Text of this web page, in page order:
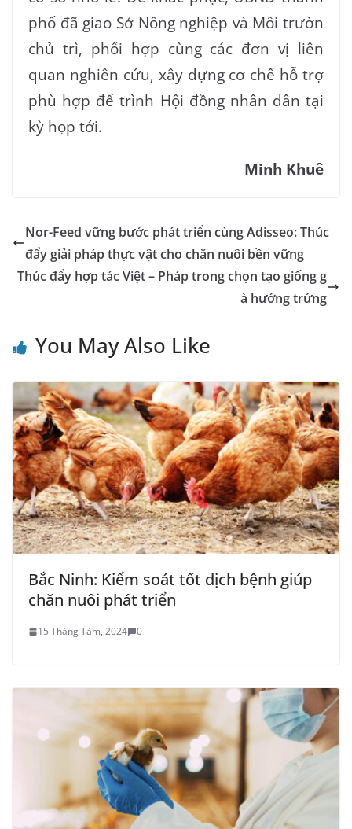
phố đã giao Sở Nông nghiệp và Môi trườn
chủ trì, phối hợp cùng các đơn vị liên
quan nghiên cứu, xây dựng cơ chế hỗ trợ
phù hợp để trình Hội đồng nhân dân tại
kỳ họp tới.
Minh Khuê
Nor-Feed vững bước phát triển cùng Adisseo: Thúc
đẩy giải pháp thực vật cho chăn nuôi bền vững
Thúc đẩy hợp tác Việt – Pháp trong chọn tạo giống g
à hướng trứng
You May Also Like
Bắc Ninh: Kiểm soát tốt dịch bệnh giúp
chăn nuôi phát triển
15 Tháng Tám, 2024 0